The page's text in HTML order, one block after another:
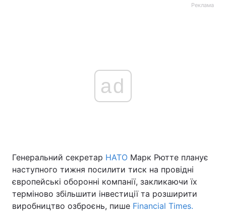
Політика
Економіка Світ
Спорт Наука
Реклама
ad
Генеральний секретар НАТО Марк Рютте планує
наступного тижня посилити тиск на провідні
європейські оборонні компанії, закликаючи їх
терміново збільшити інвестиції та розширити
виробництво озброєнь, пише Financial Times.